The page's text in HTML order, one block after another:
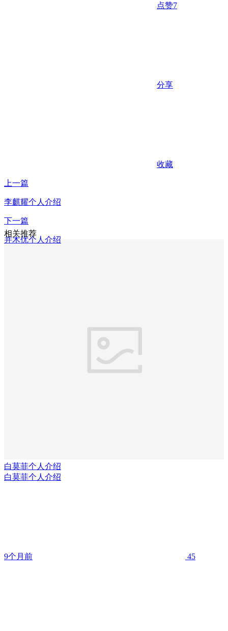
点赞7
分享
收藏
上一篇
李麒耀个人介绍
下一篇
并木优个人介绍
相关推荐
白莫菲个人介绍
白莫菲个人介绍
9个月前 45